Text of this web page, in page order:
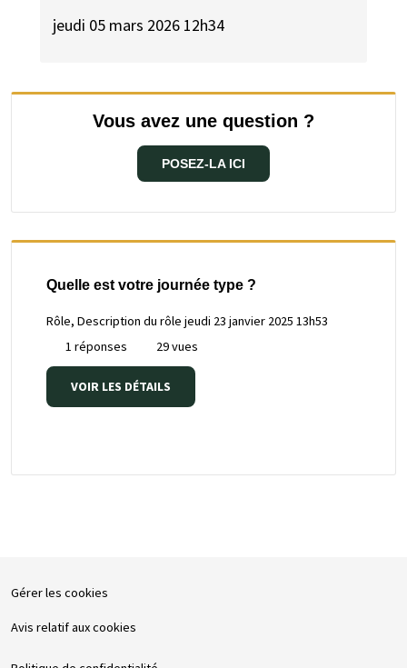
jeudi 05 mars 2026 12h34
Vous avez une question ?
POSEZ-LA ICI
Quelle est votre journée type ?
Rôle, Description du rôle jeudi 23 janvier 2025 13h53
1 réponses
29 vues
VOIR LES DÉTAILS
Gérer les cookies
Avis relatif aux cookies